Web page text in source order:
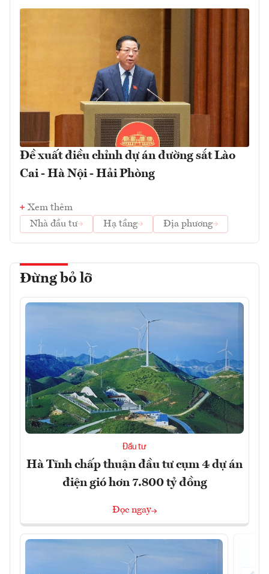
Đề xuất điều chỉnh dự án đường sắt Lào
Cai - Hà Nội - Hải Phòng
Xem thêm
Nhà đầu tư
Hạ tầng Địa phương
Đừng bỏ lỡ
Đầu tư
Hà Tĩnh chấp thuận đầu tư cụm 4 dự án
điện gió hơn 7.800 tỷ đồng
Đọc ngay